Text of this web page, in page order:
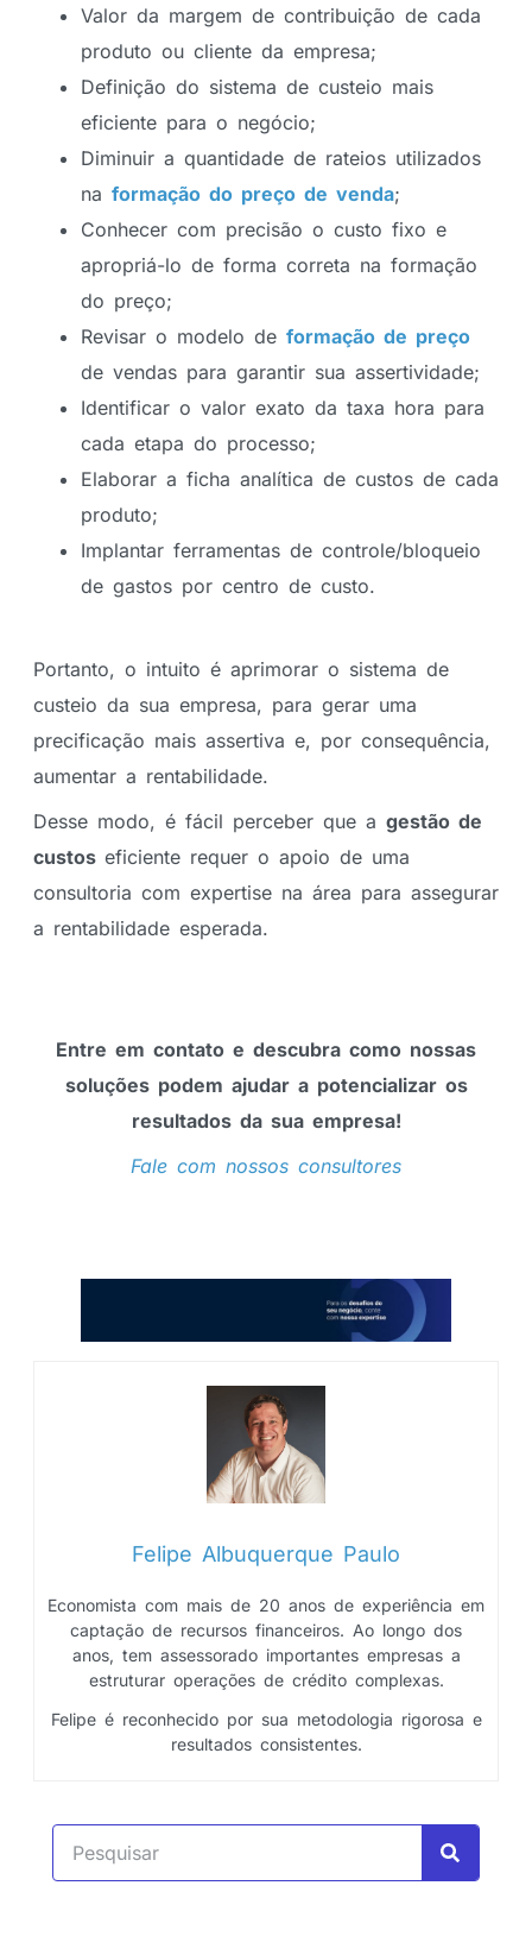
Valor da margem de contribuição de cada
produto ou cliente da empresa;
Definição do sistema de custeio mais
eficiente para o negócio;
Diminuir a quantidade de rateios utilizados
na formação do preço de venda;
Conhecer com precisão o custo fixo e
apropriá-lo de forma correta na formação
do preço;
Revisar o modelo de formação de preço
de vendas para garantir sua assertividade;
Identificar o valor exato da taxa hora para
cada etapa do processo;
Elaborar a ficha analítica de custos de cada
produto;
Implantar ferramentas de controle/bloqueio
de gastos por centro de custo.
Portanto, o intuito é aprimorar o sistema de
custeio da sua empresa, para gerar uma
precificação mais assertiva e, por consequência,
aumentar a rentabilidade.
Desse modo, é fácil perceber que a gestão de
custos eficiente requer o apoio de uma
consultoria com expertise na área para assegurar
a rentabilidade esperada.
Entre em contato e descubra como nossas
soluções podem ajudar a potencializar os
resultados da sua empresa!
Fale com nossos consultores
Felipe Albuquerque Paulo
Economista com mais de 20 anos de experiência em
captação de recursos financeiros. Ao longo dos
anos, tem assessorado importantes empresas a
estruturar operações de crédito complexas.
Felipe é reconhecido por sua metodologia rigorosa e
resultados consistentes.